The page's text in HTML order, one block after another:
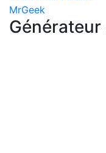
MrGeek